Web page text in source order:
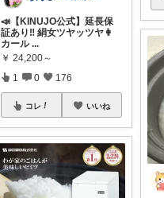
📣【KINUJO公式】延長保
証あり‼︎ 絹女ツヤッツヤ👩
カール ...
￥ 24,200～
1 0 176
コレ いいね